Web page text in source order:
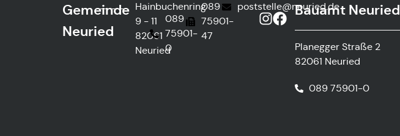
Gemeinde
Neuried
Hainbuchenring
9 - 11
82061
Neuried
089
75901-
0
089
75901-
47
poststelle@neuried.deBauamt Neuried
Planegger Straße 2
82061 Neuried
089 75901-0